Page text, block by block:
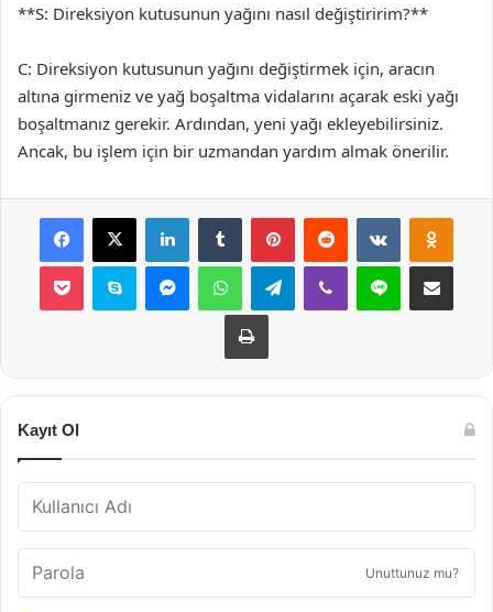
**S: Direksiyon kutusunun yağını nasıl değiştiririm?**
C: Direksiyon kutusunun yağını değiştirmek için, aracın
altına girmeniz ve yağ boşaltma vidalarını açarak eski yağı
boşaltmanız gerekir. Ardından, yeni yağı ekleyebilirsiniz.
Ancak, bu işlem için bir uzmandan yardım almak önerilir.
Facebook
X LinkedInTumblr PinterestReddit VKontakte
Pocket Skype MessengerWhatsAppTelegramViber Line E-Posta ile
Yazdır
Kayıt Ol
Unuttunuz mu?